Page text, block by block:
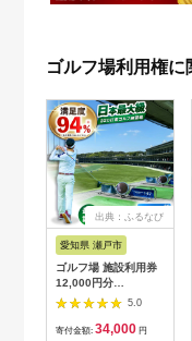
ゴルフ場利用権
出典：ふるなび
愛知県 瀬戸市
ゴルフ場 施設利用券
12,000円分
[BBEC002]ゴルフ倶
楽部大樹 瀬戸店
5.0
寄付金額: 34,000 円